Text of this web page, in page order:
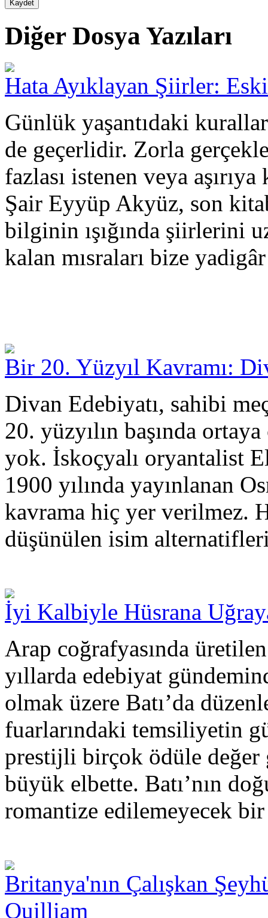
Diğer Dosya Yazıları
Hata Ayıklayan Şiirler:
Günlük yaşantıdaki
de geçerlidir. Zorla
fazlası istenen veya
Şair Eyyüp Akyüz, son
bilginin ışığında şiirlerini
kalan mısraları bize
Bir 20. Yüzyıl Kavramı:
Divan Edebiyatı, sahibi
20. yüzyılın başında
yok. İskoçyalı oryantalist
1900 yılında yayınlanan
kavrama hiç yer verilmez.
düşünülen isim
İyi Kalbiyle Hüsrana
Arap coğrafyasında
yıllarda edebiyat
olmak üzere Batı’da
fuarlarındaki temsiliyetin
prestijli birçok ödüle
büyük elbette. Batı’nın
romantize edilemeyecek
Britanya'nın Çalışkan
Quilliam